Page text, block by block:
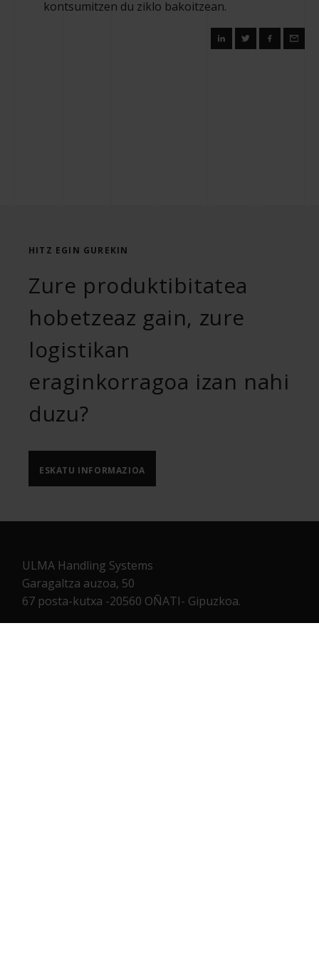
kontsumitzen du ziklo bakoitzean.
HITZ EGIN GUREKIN
Zure produktibitatea
hobetzeaz gain, zure
logistikan
eraginkorragoa izan nahi
duzu?
ESKATU INFORMAZIOA
ULMA Handling Systems
Garagaltza auzoa, 50
67 posta-kutxa -20560 OÑATI- Gipuzkoa.